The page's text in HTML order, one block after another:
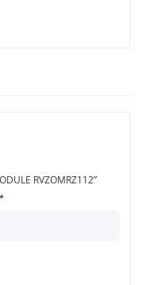
RVZOMRZ112”
*